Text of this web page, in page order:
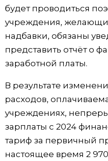
будет проводиться
учреждения,
надбавки, обязаны
представить отчёт о
заработной платы.
В результате
расходов,
учреждениях,
зарплаты с 2024
тариф за первичный
настоящее время 2